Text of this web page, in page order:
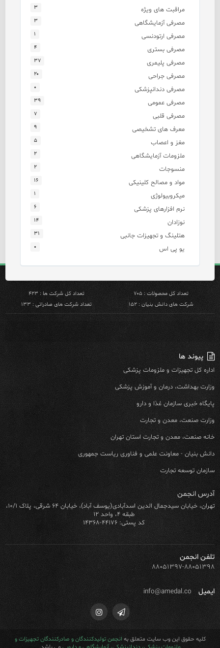
مراقبت های ویژه ۳
مصرفی آزمایشگاهی ۳
مصرفی ارتودنسی ۱
مصرفی بستری ۴
مصرفی پلیمری ۳۷
مصرفی جراحی ۲۰
مصرفی دندانپزشکی ۰
مصرفی عمومی ۳۹
مصرفی قلبی ۷
معرف های تشخیصی ۹
مغز و اعصاب ۵
ملزومات آزمایشگاهی ۲
منسوجات ۲
مواد و مصالح کلینیکی ۱۶
میکروبیولوژی ۱
نرم افزارهای پزشکی ۶
نوزادان ۱۴
هتلینگ و تجهیزات جانبی ۳۱
یو پی اس ۰
تعداد کل محصولات : ۷۰۵
تعداد کل شرکت ها : ۴۲۳
شرکت های دانش بنیان : ۱۵۲
تعداد شرکت های صادراتی : ۱۳۳
پیوند ها
اداره کل تجهیزات و ملزومات پزشکی
وزارت بهداشت، درمان و آموزش پزشکی
پایگاه خبری سازمان غذا و دارو
وزارت صنعت، معدن و تجارت
خانه صنعت، معدن و تجارت استان تهران
دانش بنیان - معاونت علمی و فناوری ریاست جمهوری
سازمان توسعه تجارت
آدرس انجمن
تهران، خیابان سیدجمال الدین اسدآبادی(یوسف آباد)، خیابان ۶۴ شرقی، پلاک ۱۰/۱،
طبقه ۴، واحد ۱۲
کد پستی: ۴۴۱۷۶-۱۴۳۶۸
تلفن انجمن
۸۸۰۵۱۳۹۷-۸۸۰۵۱۳۹۸
ایمیل info@amedal.co
کلیه حقوق این وب سایت متعلق بهانجمن تولیدکنندگان و صادرکنندگان تجهیزات و